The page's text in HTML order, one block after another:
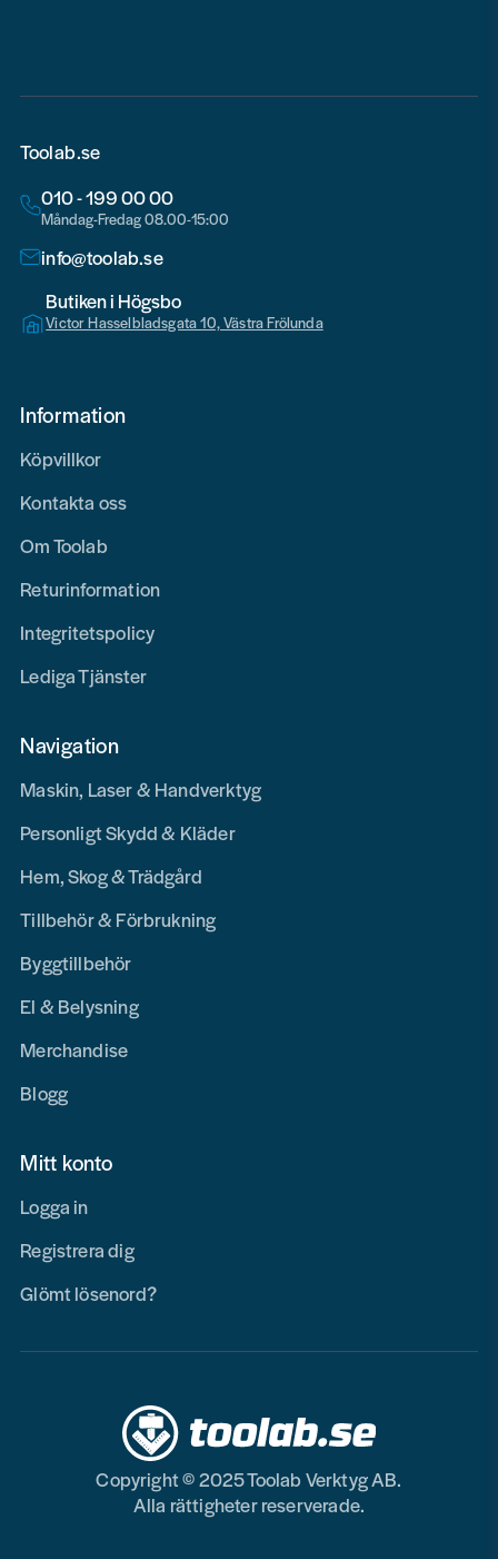
Toolab.se
010 - 199 00 00
Måndag-Fredag 08.00-15:00
info@toolab.se
Butiken i Högsbo
Victor Hasselbladsgata 10, Västra Frölunda
Information
Köpvillkor
Kontakta oss
Om Toolab
Returinformation
Integritetspolicy
Lediga Tjänster
Navigation
Maskin, Laser & Handverktyg
Personligt Skydd & Kläder
Hem, Skog & Trädgård
Tillbehör & Förbrukning
Byggtillbehör
El & Belysning
Merchandise
Blogg
Mitt konto
Logga in
Registrera dig
Glömt lösenord?
Copyright © 2025 Toolab Verktyg AB.
Alla rättigheter reserverade.